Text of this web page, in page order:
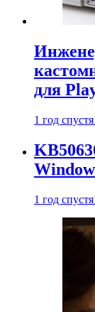
для
1 год спустя
1 год спустя